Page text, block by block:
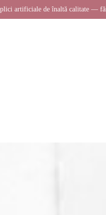
artificiale de înaltă calitate —